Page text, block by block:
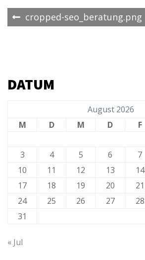
Beitrags-
cropped-seo_beratung.png
DATUM
August 2026
M
D M D F
3
4 5 6 7
10
11 12 13 14
17
18 19 20 21
24
25 26 27 28
31
« Jul